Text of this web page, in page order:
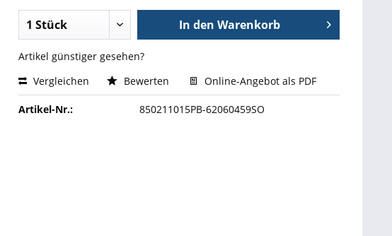
In den Warenkorb
Artikel günstiger gesehen?
Vergleichen
Bewerten Online-Angebot als PDF
Artikel-Nr.: 850211015PB-62060459SO